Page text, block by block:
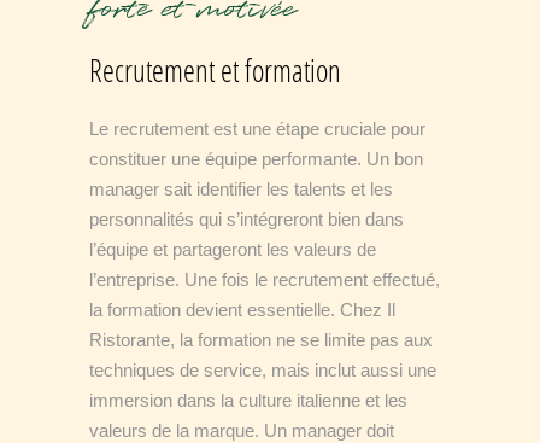
forte et motivée
Recrutement et formation
Le recrutement est une étape cruciale pour
constituer une équipe performante. Un bon
manager sait identifier les talents et les
personnalités qui s’intégreront bien dans
l’équipe et partageront les valeurs de
l’entreprise. Une fois le recrutement effectué,
la formation devient essentielle. Chez Il
Ristorante, la formation ne se limite pas aux
techniques de service, mais inclut aussi une
immersion dans la culture italienne et les
valeurs de la marque. Un manager doit